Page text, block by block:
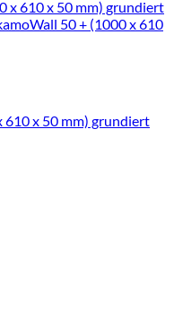
610 x 50 mm) grundiert